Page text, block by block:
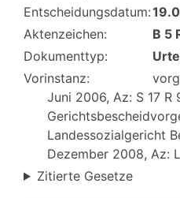
Entscheidungsdatum:
Aktenzeichen:
B 5
Dokumenttyp:
Vorinstanz:
Juni 2006, Az: S 17 R
Landessozialgericht
Dezember 2008, Az:
Zitierte Gesetze